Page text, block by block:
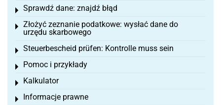
Sprawdź dane: znajdź błąd
Toggle menu
Złożyć zeznanie podatkowe: wysłać dane do
urzędu skarbowego
Toggle menu
Steuerbescheid prüfen: Kontrolle muss sein
Toggle menu
Pomoc i przykłady
Toggle menu
Kalkulator
Toggle menu
Informacje prawne
Toggle menu